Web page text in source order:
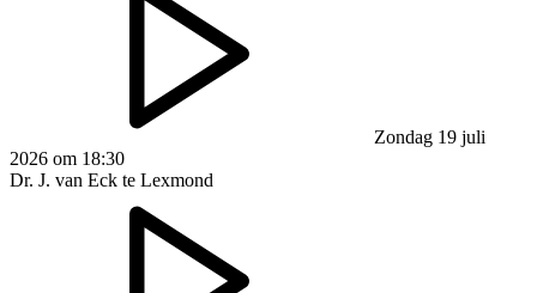
Zondag 19 juli
2026 om 18:30
Dr. J. van Eck te Lexmond